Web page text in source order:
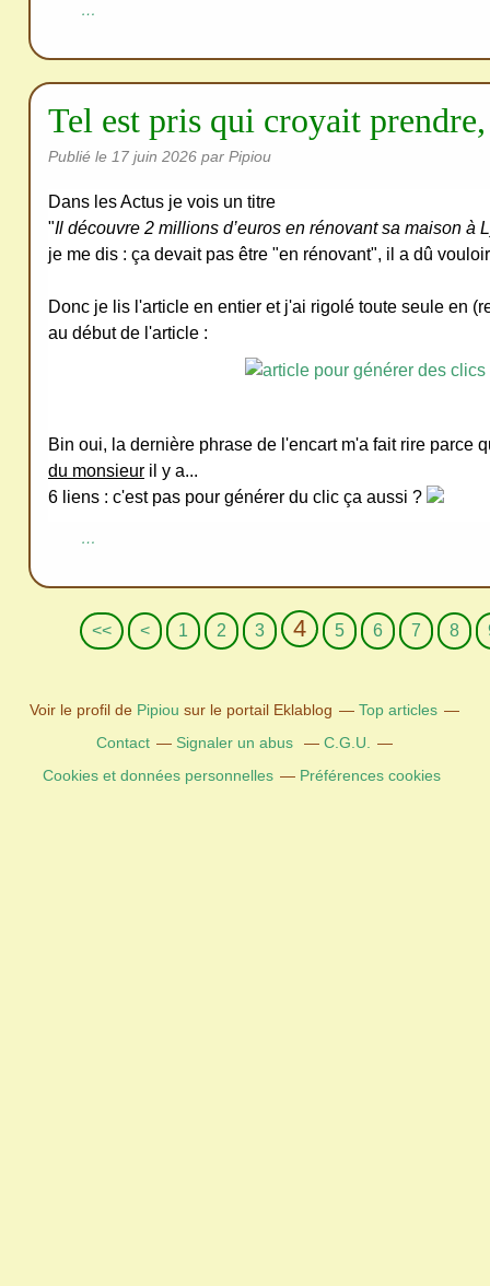
…
Tel est pris qui croyait
Publié le 17 juin 2026 par Pipiou
Dans les Actus je vois un titre
"Il découvre 2 millions d’euros en rénovant sa maison à
je me dis : ça devait pas être "en rénovant", il a dû
Donc je lis l'article en entier et j'ai rigolé toute seule en
au début de l'article :
Bin oui, la dernière phrase de l'encart m'a fait rire parce
du monsieur il y a...
6 liens : c'est pas pour générer du clic ça aussi ?
…
<< < 1 2 3 4 5 6 7 8
Voir le profil de Pipiou sur le portail Eklablog
Top articles
Contact
Signaler un abus
C.G.U.
Cookies et données personnelles
Préférences cookies